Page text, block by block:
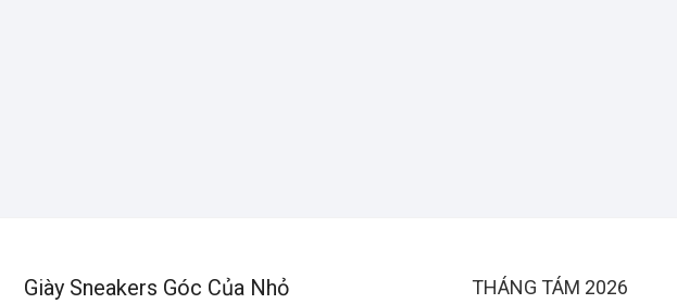
Giày Sneakers Góc Của Nhỏ THÁNG TÁM 2026